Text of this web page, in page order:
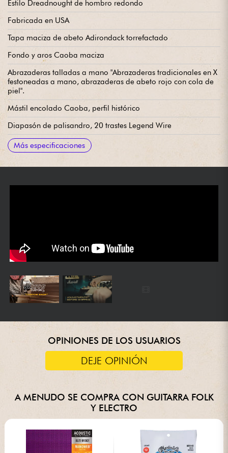
Estilo Dreadnought de hombro redondo
Fabricada en USA
Tapa maciza de abeto Adirondack torrefactado
Fondo y aros Caoba maciza
Abrazaderas talladas a mano "Abrazaderas tradicionales en X
festoneadas a mano, abrazaderas de abeto rojo con cola de
piel".
Mástil encolado Caoba, perfil histórico
Diapasón de palisandro, 20 trastes Legend Wire
Escala de cuerdas 24,75
Radio 12
Anchura del mástil 1er traste 43.81 mm / 1.724 in
Anchura del mástil último traste 5.70cm / 2.245"
Puente de palosanto
Clavijas de afinación Gibson Correa trasera abierta, botón
crema
Cejuela de hueso
Barniz nitrocelulósico
Se vende con estuche rígido Gibson Custom Shop
Más especificaciones
OPINIONES DE LOS USUARIOS
DEJE OPINIÓN
A MENUDO SE COMPRA CON GUITARRA FOLK
Y ELECTRO